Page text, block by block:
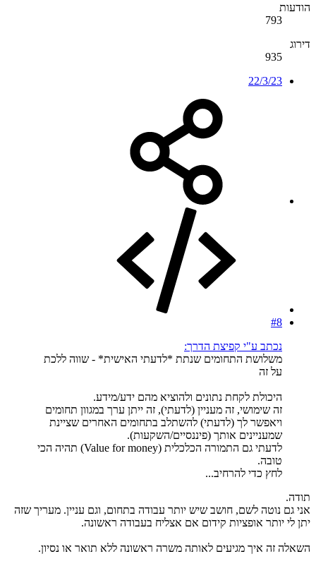
הודעות
793
דירוג
935
22/3/23
#8
נכתב ע"י קפיצת הדרך:
משלושת התחומים שנתת *לדעתי האישית* - שווה ללכת
על זה
היכולת לקחת נתונים ולהוציא מהם ידע/מידע.
זה שימושי, זה מעניין (לדעתי), זה ייתן ערך במגוון תחומים
ויאפשר לך (לדעתי) להשתלב בתחומים האחרים שציינת
שמעניינים אותך (פיננסיים/השקעות).
לדעתי גם התמורה הכלכלית (Value for money) תהיה הכי
טובה.
לחץ כדי להרחיב...
תודה.
אני גם נוטה לשם, חושב שיש יותר עבודה בתחום, וגם עניין. מעריך שזה
יתן לי יותר אופציות קידום אם אצליח בעבודה ראשונה.
השאלה זה איך מגיעים לאותה משרה ראשונה ללא תואר או נסיון.